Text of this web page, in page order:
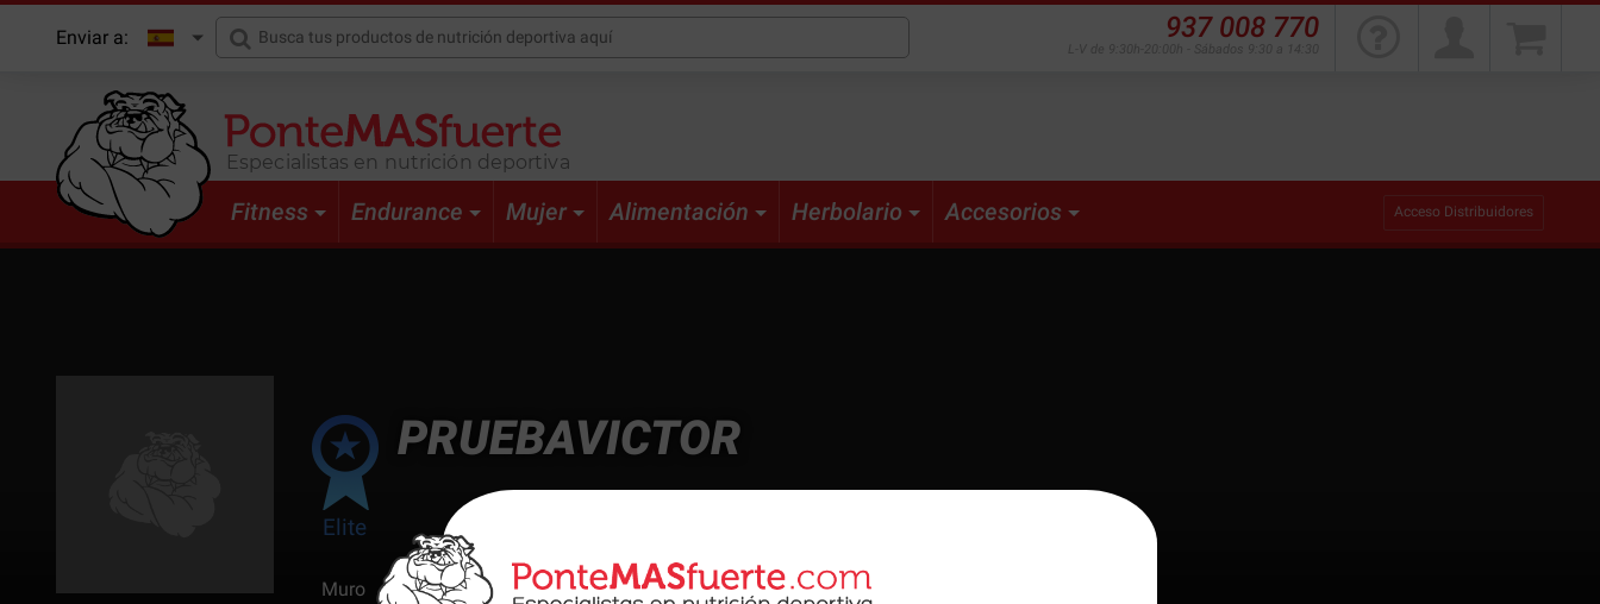
Enviar a: 937 008 770
Especialistas en nutrición deportiva
Fitness Endurance Mujer Alimentación Herbolario Accesorios Acceso Distribuidores
Elite
PRUEBAVICTOR
Muro Ranking Atletas